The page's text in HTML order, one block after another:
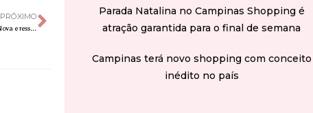
PRÓXIMO
Em campanha com Shakira, Ipanema lança coleção Sempre Nova e ressalta o poder dos próximos passos
Parada Natalina no Campinas Shopping é
atração garantida para o final de semana
Campinas terá novo shopping com conceito
inédito no país